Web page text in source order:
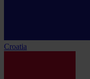
Croatia